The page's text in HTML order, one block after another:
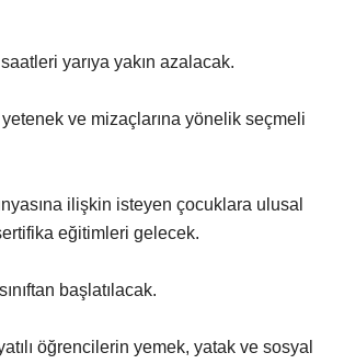
yarıya yakın azalacak.
ve mizaçlarına yönelik seçmeli
ilişkin isteyen çocuklara ulusal
eğitimleri gelecek.
başlatılacak.
öğrencilerin yemek, yatak ve sosyal